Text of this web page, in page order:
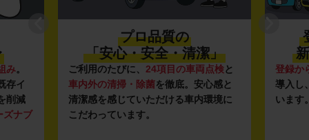
み。
存イ
削減
ズナブ
プロ品質の
「安心・安全・清潔」
ご利用のたびに、 24項目の車両点検と
車内外の清掃・除菌を徹底。安心感と
清潔感を感じていただける車内環境に
こだわっています。
登録か
導入し
います